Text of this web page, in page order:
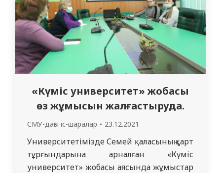
(PhD) дәрежесін алу үшін дайындаған
диссертациясын сәтті қорғап шықты.…
«Күміс университет» жобасы
өз жұмысын жалғастыруда.
СМУ-дағы іс-шаралар 23.12.2021
Университетімізде Семей қаласының қарт
тұрғындарына арналған «Күміс
университет» жобасы аясында жұмыстар